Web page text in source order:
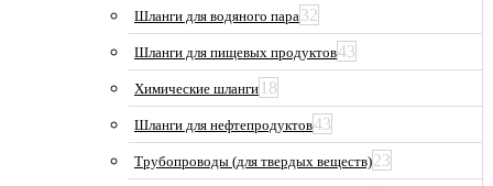
Шланги для водяного пара32
Шланги для пищевых продуктов43
Химические шланги 18
Шланги для нефтепродуктов43
Трубопроводы (для твердых веществ)23